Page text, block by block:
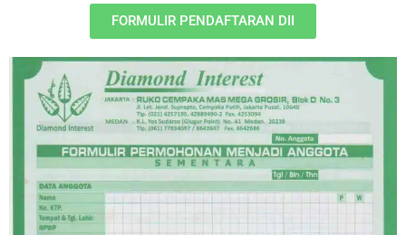
FORMULIR PENDAFTARAN DII